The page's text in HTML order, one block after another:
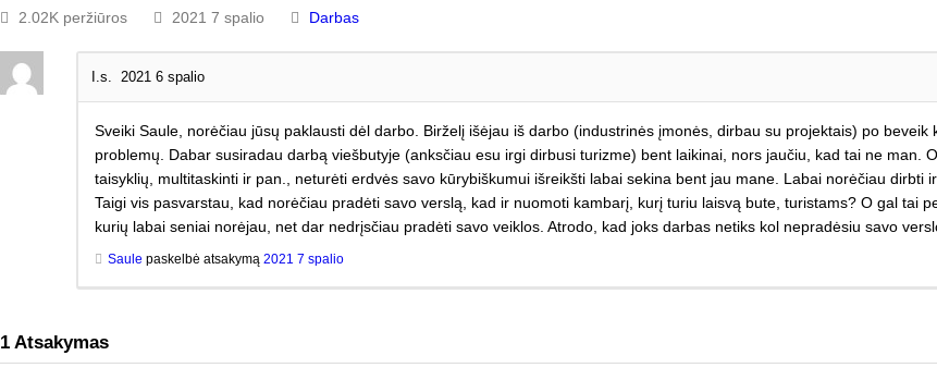
2.02K peržiūros 2021 7 spalio Darbas
I.s. 2021 6 spalio
Sveiki Saule, norėčiau jūsų paklausti dėl darbo. Birželį išėjau iš darbo (industrinės įmonės, dirbau su projektais) po
problemų. Dabar susiradau darbą viešbutyje (anksčiau esu irgi dirbusi turizme) bent laikinai, nors jaučiu, kad tai ne man.
taisyklių, multitaskinti ir pan., neturėti erdvės savo kūrybiškumui išreikšti labai sekina bent jau mane. Labai norėčiau dirbti
Taigi vis pasvarstau, kad norėčiau pradėti savo verslą, kad ir nuomoti kambarį, kurį turiu laisvą bute, turistams? O gal tai
kurių labai seniai norėjau, net dar nedrįsčiau pradėti savo veiklos. Atrodo, kad joks darbas netiks kol nepradėsiu savo
Saule paskelbė atsakymą 2021 7 spalio
1 Atsakymas